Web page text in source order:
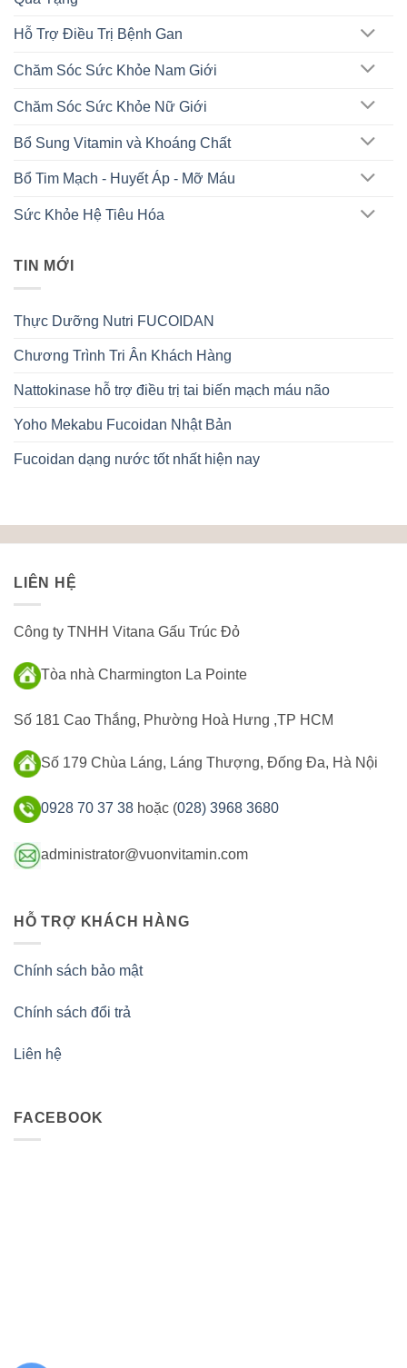
Hỗ Trợ Điều Trị Bệnh Gan
Chăm Sóc Sức Khỏe Nam Giới
Chăm Sóc Sức Khỏe Nữ Giới
Bổ Sung Vitamin và Khoáng Chất
Bổ Tim Mạch - Huyết Áp - Mỡ Máu
Sức Khỏe Hệ Tiêu Hóa
TIN MỚI
Thực Dưỡng Nutri FUCOIDAN
Chương Trình Tri Ân Khách Hàng
Nattokinase hỗ trợ điều trị tai biến mạch máu não
Yoho Mekabu Fucoidan Nhật Bản
Fucoidan dạng nước tốt nhất hiện nay
LIÊN HỆ
Công ty TNHH Vitana Gấu Trúc Đỏ
Tòa nhà Charmington La Pointe
Số 181 Cao Thắng, Phường Hoà Hưng ,TP HCM
Số 179 Chùa Láng, Láng Thượng, Đống Đa, Hà Nội
0928 70 37 38 hoặc (028) 3968 3680
administrator@vuonvitamin.com
HỖ TRỢ KHÁCH HÀNG
Chính sách bảo mật
Chính sách đổi trả
Liên hệ
FACEBOOK